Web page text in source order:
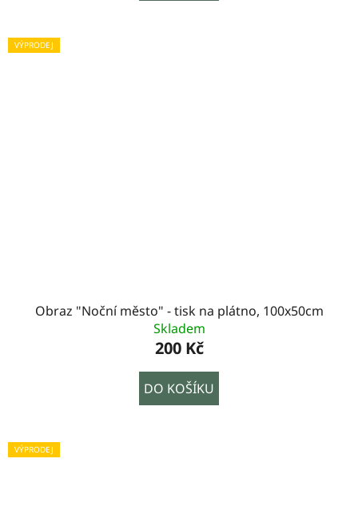
VÝPRODEJ
Obraz "Noční město" - tisk na plátno, 100x50cm
Skladem
200 Kč
DO KOŠÍKU
VÝPRODEJ